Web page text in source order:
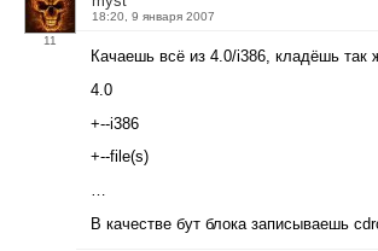
11
18:20, 9 января 2007
Качаешь всё из 4.0/i386, кладёшь так
4.0
+--i386
+--file(s)
…
В качестве бут блока записываешь